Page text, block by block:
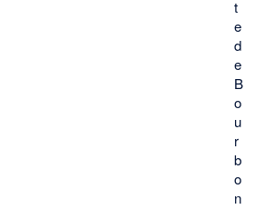
t
e
d
e
B
o
u
r
b
o
n